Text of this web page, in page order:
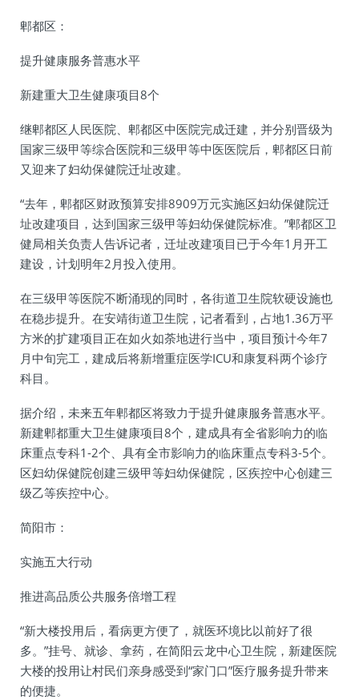
郫都区：
提升健康服务普惠水平
新建重大卫生健康项目8个
继郫都区人民医院、郫都区中医院完成迁建，并分别晋级为
国家三级甲等综合医院和三级甲等中医医院后，郫都区日前
又迎来了妇幼保健院迁址改建。
“去年，郫都区财政预算安排8909万元实施区妇幼保健院迁
址改建项目，达到国家三级甲等妇幼保健院标准。”郫都区卫
健局相关负责人告诉记者，迁址改建项目已于今年1月开工
建设，计划明年2月投入使用。
在三级甲等医院不断涌现的同时，各街道卫生院软硬设施也
在稳步提升。在安靖街道卫生院，记者看到，占地1.36万平
方米的扩建项目正在如火如荼地进行当中，项目预计今年7
月中旬完工，建成后将新增重症医学ICU和康复科两个诊疗
科目。
据介绍，未来五年郫都区将致力于提升健康服务普惠水平。
新建郫都重大卫生健康项目8个，建成具有全省影响力的临
床重点专科1-2个、具有全市影响力的临床重点专科3-5个。
区妇幼保健院创建三级甲等妇幼保健院，区疾控中心创建三
级乙等疾控中心。
简阳市：
实施五大行动
推进高品质公共服务倍增工程
“新大楼投用后，看病更方便了，就医环境比以前好了很
多。”挂号、就诊、拿药，在简阳云龙中心卫生院，新建医院
大楼的投用让村民们亲身感受到“家门口”医疗服务提升带来
的便捷。